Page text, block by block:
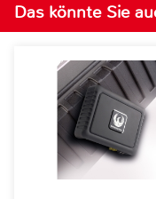
Das könnte Sie